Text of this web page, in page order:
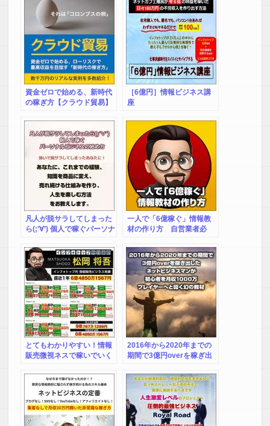
資金ゼロで始める、新時代
の稼ぎ方【クラウド貿易】
［6億円］情報ビジネス講
座
凡人が脱サラしてしまった
ら(;’∀’) 個人で稼ぐパーソナ
一人で「6億稼ぐ」情報教
材の作り方 自営業者必
とてもわかりやすい！情報
販売微視ネスで稼いでいく
2016年から2020年までの
期間で3億円overを稼ぎ出
初心者を月収1000万プレイ
ヤーへと導く幻の教材